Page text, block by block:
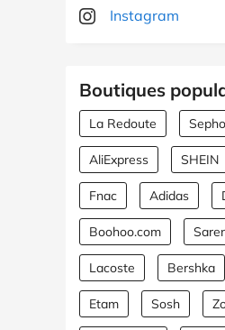
Instagram
Boutiques
La Redoute
AliExpress SHEIN
Fnac Adidas
Boohoo.com
Lacoste Bershka
Etam Sosh